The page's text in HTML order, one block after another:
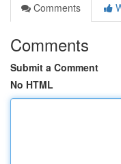
Comments
Comments
Submit a Comment
No HTML